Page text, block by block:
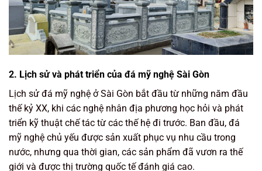
2. Lịch sử và phát triển của đá mỹ nghệ Sài Gòn
Lịch sử đá mỹ nghệ ở Sài Gòn bắt đầu từ những năm đầu
thế kỷ XX, khi các nghệ nhân địa phương học hỏi và phát
triển kỹ thuật chế tác từ các thế hệ đi trước. Ban đầu, đá
mỹ nghệ chủ yếu được sản xuất phục vụ nhu cầu trong
nước, nhưng qua thời gian, các sản phẩm đã vươn ra thế
giới và được thị trường quốc tế đánh giá cao.